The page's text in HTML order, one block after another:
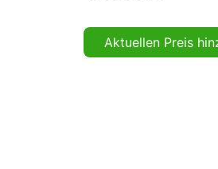
Aktuellen Preis